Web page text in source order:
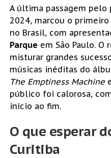
A última passagem pelo
2024, marcou o
no Brasil, com
Parque em São Paulo.
misturar grandes
músicas inéditas do
The Emptiness Machine
público foi calorosa,
início ao fim.
O que esperar
Curitiba